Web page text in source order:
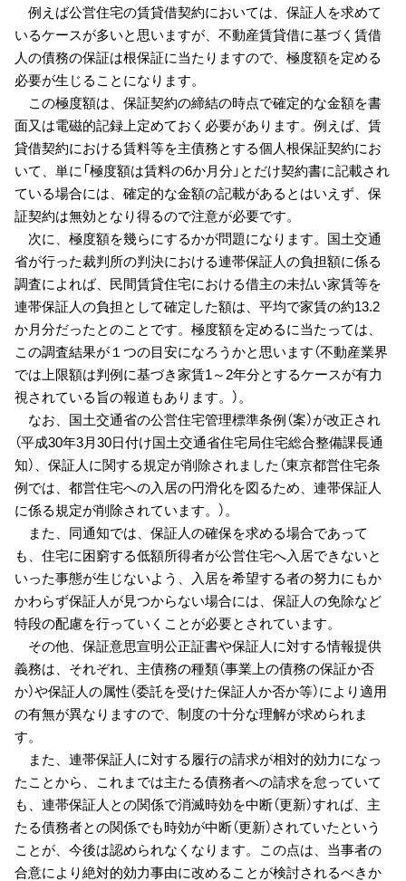
例えば公営住宅の賃貸借契約においては、保証人を求めて
いるケースが多いと思いますが、不動産賃貸借に基づく賃借
人の債務の保証は根保証に当たりますので、極度額を定める
必要が生じることになります。
この極度額は、保証契約の締結の時点で確定的な金額を書
面又は電磁的記録上定めておく必要があります。例えば、賃
貸借契約における賃料等を主債務とする個人根保証契約にお
いて、単に「極度額は賃料の6か月分」とだけ契約書に記載され
ている場合には、確定的な金額の記載があるとはいえず、保
証契約は無効となり得るので注意が必要です。
次に、極度額を幾らにするかが問題になります。国土交通
省が行った裁判所の判決における連帯保証人の負担額に係る
調査によれば、民間賃貸住宅における借主の未払い家賃等を
連帯保証人の負担として確定した額は、平均で家賃の約13.2
か月分だったとのことです。極度額を定めるに当たっては、
この調査結果が１つの目安になろうかと思います（不動産業界
では上限額は判例に基づき家賃1～2年分とするケースが有力
視されている旨の報道もあります。）。
なお、国土交通省の公営住宅管理標準条例（案）が改正され
（平成30年3月30日付け国土交通省住宅局住宅総合整備課長通
知）、保証人に関する規定が削除されました（東京都営住宅条
例では、都営住宅への入居の円滑化を図るため、連帯保証人
に係る規定が削除されています。）。
また、同通知では、保証人の確保を求める場合であって
も、住宅に困窮する低額所得者が公営住宅へ入居できないと
いった事態が生じないよう、入居を希望する者の努力にもか
かわらず保証人が見つからない場合には、保証人の免除など
特段の配慮を行っていくことが必要とされています。
その他、保証意思宣明公正証書や保証人に対する情報提供
義務は、それぞれ、主債務の種類（事業上の債務の保証か否
か）や保証人の属性（委託を受けた保証人か否か等）により適用
の有無が異なりますので、制度の十分な理解が求められま
す。
また、連帯保証人に対する履行の請求が相対的効力になっ
たことから、これまでは主たる債務者への請求を怠っていて
も、連帯保証人との関係で消滅時効を中断（更新）すれば、主
たる債務者との関係でも時効が中断（更新）されていたという
ことが、今後は認められなくなります。この点は、当事者の
合意により絶対的効力事由に改めることが検討されるべきか